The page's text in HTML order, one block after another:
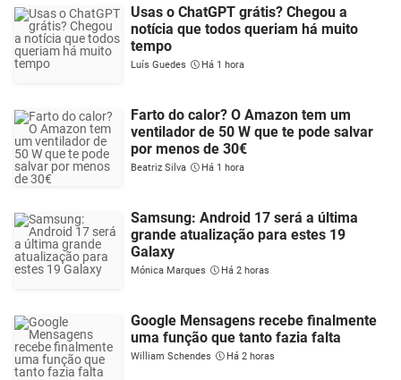
Usas o ChatGPT grátis? Chegou a
notícia que todos queriam há muito
tempo
Luís Guedes Há 1 hora
Farto do calor? O Amazon tem um
ventilador de 50 W que te pode salvar
por menos de 30€
Beatriz Silva Há 1 hora
Samsung: Android 17 será a última
grande atualização para estes 19
Galaxy
Mónica Marques Há 2 horas
Google Mensagens recebe finalmente
uma função que tanto fazia falta
William Schendes Há 2 horas